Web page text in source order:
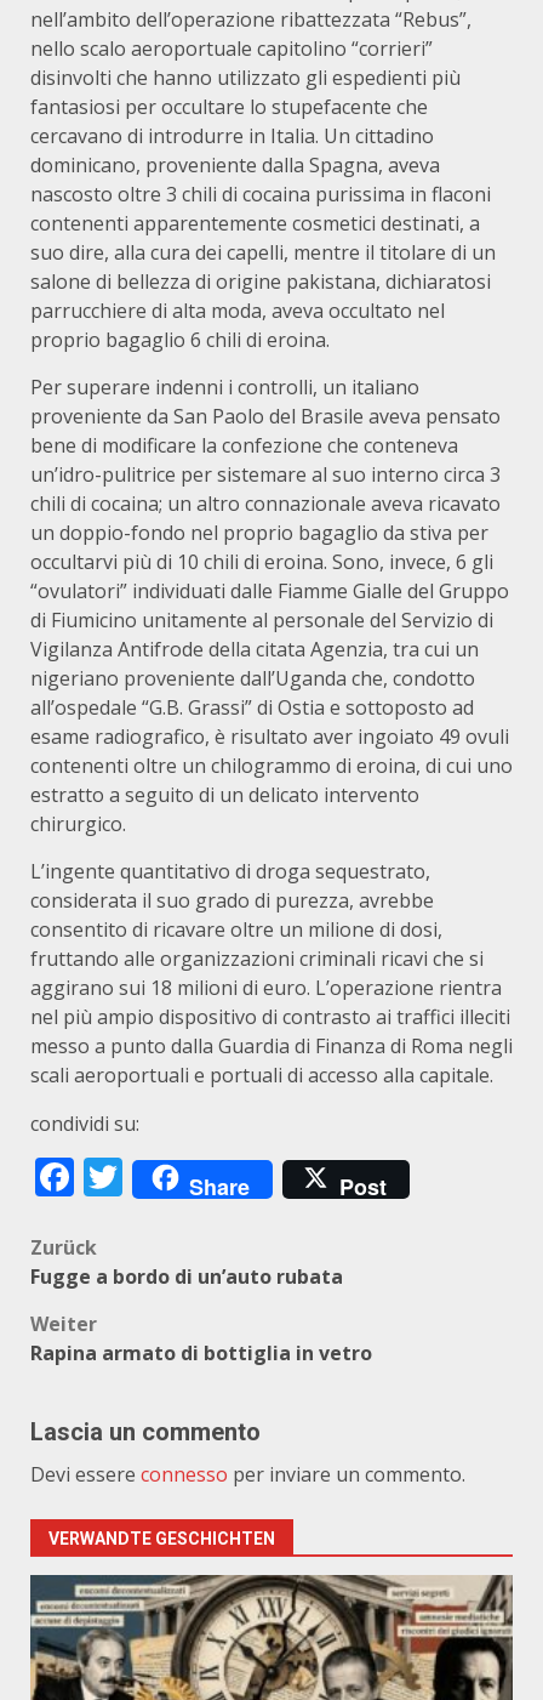
nell’ambito dell’operazione ribattezzata “Rebus”,
nello scalo aeroportuale capitolino “corrieri”
disinvolti che hanno utilizzato gli espedienti più
fantasiosi per occultare lo stupefacente che
cercavano di introdurre in Italia. Un cittadino
dominicano, proveniente dalla Spagna, aveva
nascosto oltre 3 chili di cocaina purissima in flaconi
contenenti apparentemente cosmetici destinati, a
suo dire, alla cura dei capelli, mentre il titolare di un
salone di bellezza di origine pakistana, dichiaratosi
parrucchiere di alta moda, aveva occultato nel
proprio bagaglio 6 chili di eroina.
Per superare indenni i controlli, un italiano
proveniente da San Paolo del Brasile aveva pensato
bene di modificare la confezione che conteneva
un’idro-pulitrice per sistemare al suo interno circa 3
chili di cocaina; un altro connazionale aveva ricavato
un doppio-fondo nel proprio bagaglio da stiva per
occultarvi più di 10 chili di eroina. Sono, invece, 6 gli
“ovulatori” individuati dalle Fiamme Gialle del Gruppo
di Fiumicino unitamente al personale del Servizio di
Vigilanza Antifrode della citata Agenzia, tra cui un
nigeriano proveniente dall’Uganda che, condotto
all’ospedale “G.B. Grassi” di Ostia e sottoposto ad
esame radiografico, è risultato aver ingoiato 49 ovuli
contenenti oltre un chilogrammo di eroina, di cui uno
estratto a seguito di un delicato intervento
chirurgico.
L’ingente quantitativo di droga sequestrato,
considerata il suo grado di purezza, avrebbe
consentito di ricavare oltre un milione di dosi,
fruttando alle organizzazioni criminali ricavi che si
aggirano sui 18 milioni di euro. L’operazione rientra
nel più ampio dispositivo di contrasto ai traffici illeciti
messo a punto dalla Guardia di Finanza di Roma negli
scali aeroportuali e portuali di accesso alla capitale.
condividi su:
Facebook
Twitter
Share Post
Beitragsnavigation
Zurück
Fugge a bordo di un’auto rubata
Weiter
Rapina armato di bottiglia in vetro
Lascia un commento
Devi essere connesso per inviare un commento.
VERWANDTE GESCHICHTEN